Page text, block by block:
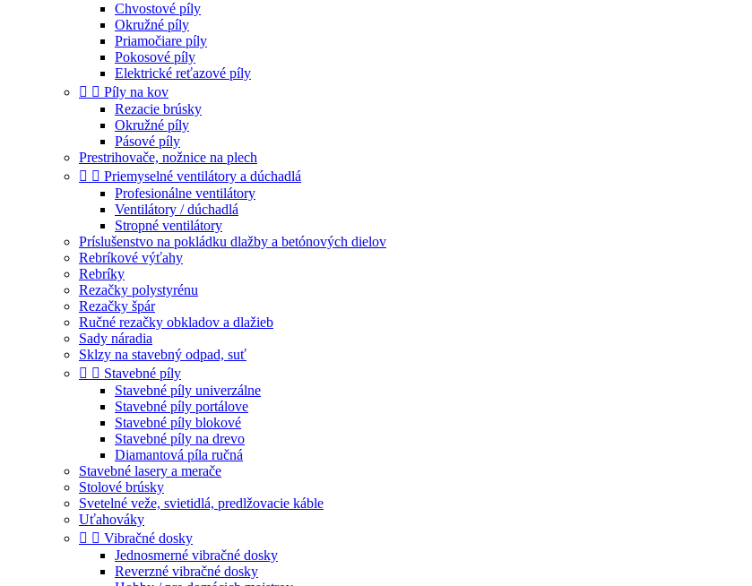
Chvostové píly
Okružné píly
Priamočiare píly
Pokosové píly
Elektrické reťazové píly
  Píly na kov
Rezacie brúsky
Okružné píly
Pásové píly
Prestrihovače, nožnice na plech
  Priemyselné ventilátory a dúchadlá
Profesionálne ventilátory
Ventilátory / dúchadlá
Stropné ventilátory
Príslušenstvo na pokládku dlažby a betónových dielov
Rebríkové výťahy
Rebríky
Rezačky polystyrénu
Rezačky špár
Ručné rezačky obkladov a dlažieb
Sady náradia
Sklzy na stavebný odpad, suť
  Stavebné píly
Stavebné píly univerzálne
Stavebné píly portálove
Stavebné píly blokové
Stavebné píly na drevo
Diamantová píla ručná
Stavebné lasery a merače
Stolové brúsky
Svetelné veže, svietidlá, predlžovacie káble
Uťahováky
  Vibračné dosky
Jednosmerné vibračné dosky
Reverzné vibračné dosky